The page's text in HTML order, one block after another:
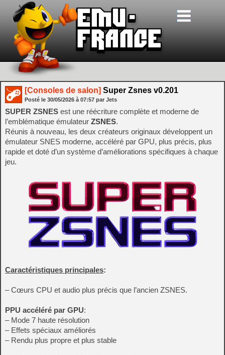
[Consoles de salon] Super Zsnes v0.201
Posté le 30/05/2026 à 07:57 par Jets
SUPER ZSNES est une réécriture complète et moderne de
l’emblématique émulateur ZSNES.
Réunis à nouveau, les deux créateurs originaux développent un
émulateur SNES moderne, accéléré par GPU, plus précis, plus
rapide et doté d’un système d’améliorations spécifiques à chaque
jeu.
Caractéristiques principales:
– Cœurs CPU et audio plus précis que l’ancien ZSNES.
PPU accéléré par GPU:
– Mode 7 haute résolution
– Effets spéciaux améliorés
– Rendu plus propre et plus stable